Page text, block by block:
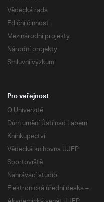
Vědecká rada
Ediční činnost
Mezinárodní projekty
Národní projekty
Smluvní výzkum
Pro veřejnost
O Univerzitě
Dům umění Ústí nad Labem
Knihkupectví
Vědecká knihovna UJEP
Sportoviště
Nahrávací studio
Elektronická úřední deska –